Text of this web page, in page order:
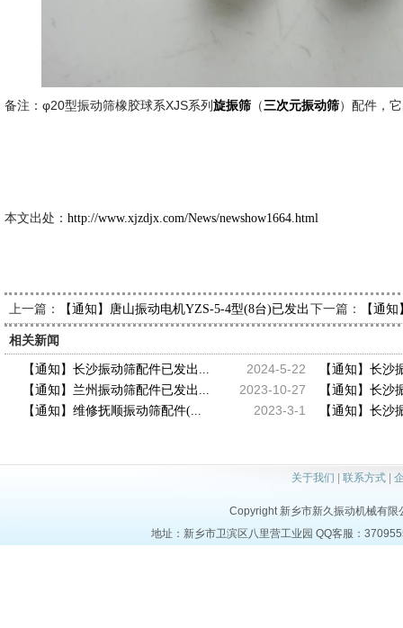
备注：φ20型振动筛橡胶球系XJS系列 旋振筛 （三次元振动筛）配件，
本文出处： http://www.xjzdjx.com/News/newshow1664.html
上一篇： 【通知】唐山振动电机YZS-5-4型(8台)已发出，请蔺经理查收
下一篇： 【通
相关新闻
2024-5-22
【通知】长沙振动筛配件已发出... 【通知】长沙
2023-10-27
【通知】兰州振动筛配件已发出... 【通知】长沙
2023-3-1
【通知】维修抚顺振动筛配件(... 【通知】长沙
关于我们 联系方式|
Copyright 新乡市新久振动机械有
地址：新乡市卫滨区八里营工业园 QQ客服：